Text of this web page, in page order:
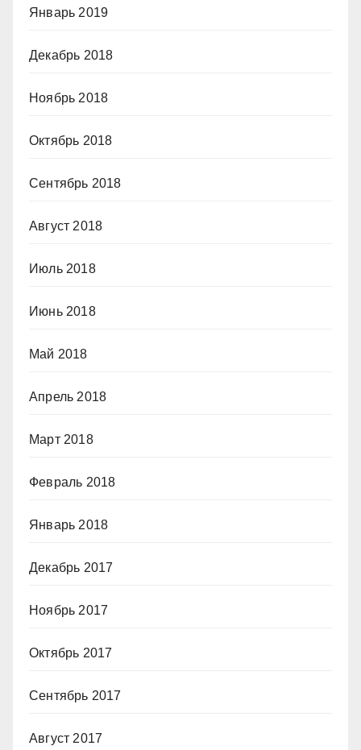
Январь 2019
Декабрь 2018
Ноябрь 2018
Октябрь 2018
Сентябрь 2018
Август 2018
Июль 2018
Июнь 2018
Май 2018
Апрель 2018
Март 2018
Февраль 2018
Январь 2018
Декабрь 2017
Ноябрь 2017
Октябрь 2017
Сентябрь 2017
Август 2017